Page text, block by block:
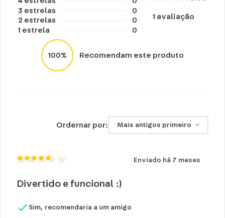
3 estrelas
2 estrelas
1 estrela
0
0
0
1 avaliação
100% Recomendam este produto
Ordernar por: Mais antigos primeiro
Enviado há 7 meses
Divertido e funcional :)
Sim, recomendaria a um amigo